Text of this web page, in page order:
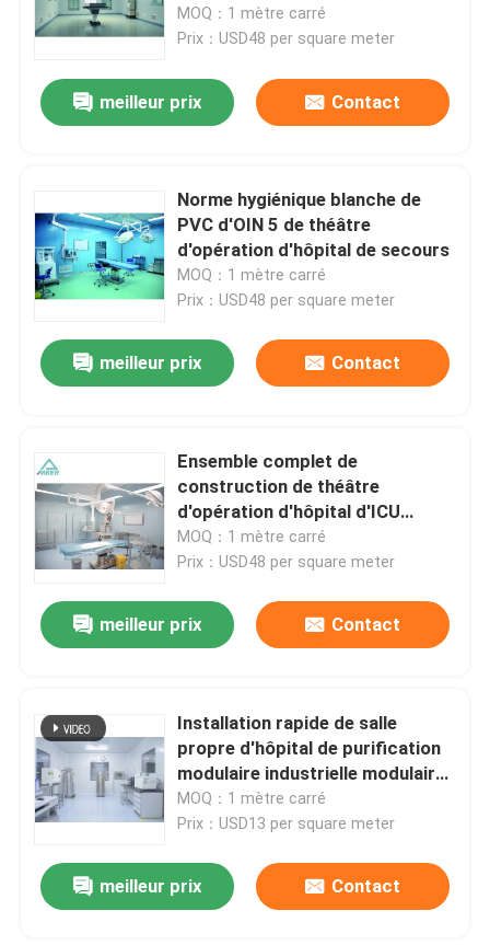
- 200 mètres carrés
MOQ：1 mètre carré
Prix：USD48 per square meter
meilleur prix Contact
Norme hygiénique blanche de
PVC d'OIN 5 de théâtre
d'opération d'hôpital de secours
MOQ：1 mètre carré
Prix：USD48 per square meter
meilleur prix Contact
Ensemble complet de
construction de théâtre
d'opération d'hôpital d'ICU
SUS304
MOQ：1 mètre carré
Prix：USD48 per square meter
meilleur prix Contact
Installation rapide de salle
propre d'hôpital de purification
modulaire industrielle modulaire
d'OIN
MOQ：1 mètre carré
Prix：USD13 per square meter
meilleur prix Contact